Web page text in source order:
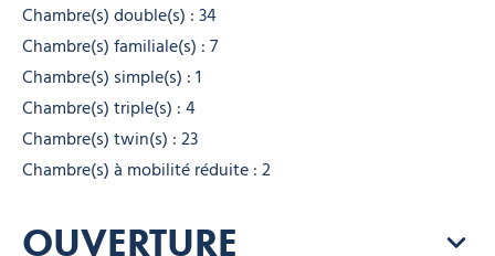
Chambre(s) double(s) : 34
Chambre(s) familiale(s) : 7
Chambre(s) simple(s) : 1
Chambre(s) triple(s) : 4
Chambre(s) twin(s) : 23
Chambre(s) à mobilité réduite : 2
OUVERTURE